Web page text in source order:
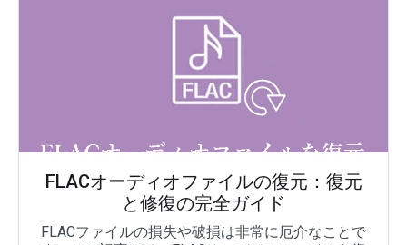
FLACオーディオファイルの復元：復元
と修復の完全ガイド
FLACファイルの損失や破損は非常に厄介なことで